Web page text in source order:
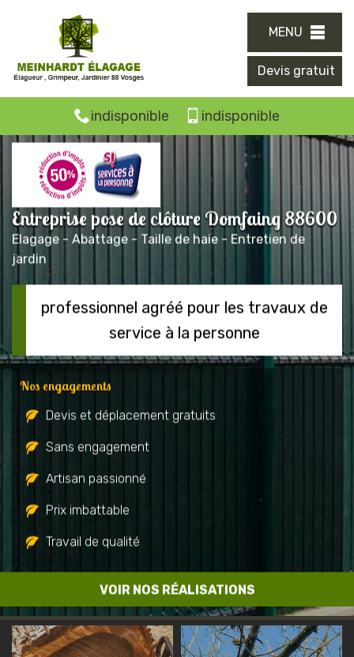
MENU
Devis gratuit
indisponible indisponible
Entreprise pose de clôture Domfaing 88600
Elagage - Abattage - Taille de haie - Entretien de
jardin
VOIR NOS RÉALISATIONS
professionnel agréé pour les travaux de
service à la personne
Nos engagements
Devis et déplacement gratuits
Sans engagement
Artisan passionné
Prix imbattable
Travail de qualité